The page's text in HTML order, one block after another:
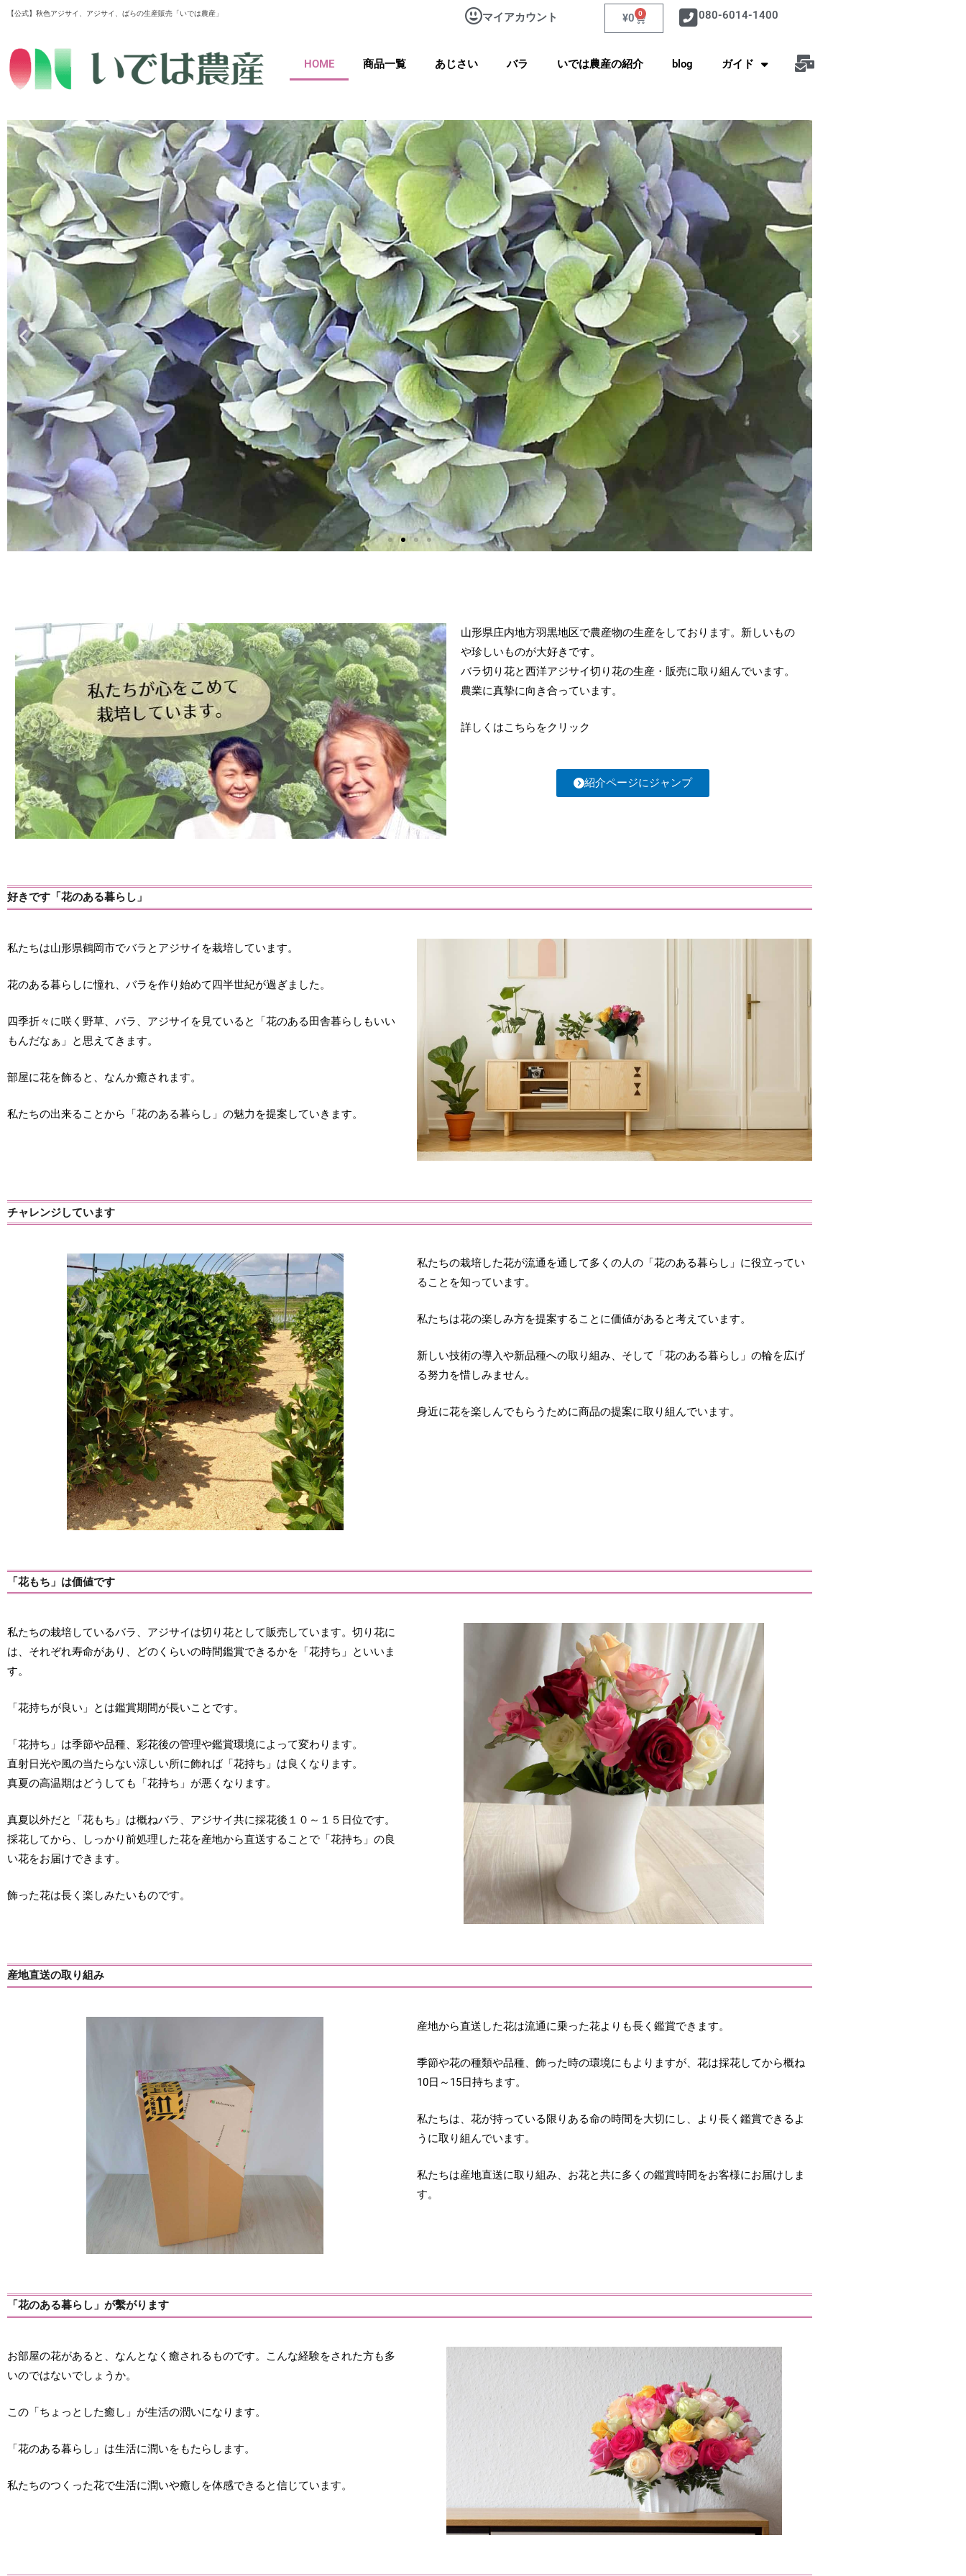
ス
プ
【公式】秋色アジサイ、アジサイ、ばらの生産販売「いでは農産」 マイアカウント ¥0 0
Cart 080-6014-1400
HOME 商品一覧 あじさい バラ いでは農産の紹介 blog ガイド
山形県庄内地方羽黒地区で農産物の生産をしております。新しいもの
や珍しいものが大好きです。
バラ切り花と西洋アジサイ切り花の生産・販売に取り組んでいます。
農業に真摯に向き合っています。
詳しくはこちらをクリック
紹介ページにジャンプ
好きです「花のある暮らし」
私たちは山形県鶴岡市でバラとアジサイを栽培しています。
花のある暮らしに憧れ、バラを作り始めて四半世紀が過ぎました。
四季折々に咲く野草、バラ、アジサイを見ていると「花のある田舎暮らしもいい
もんだなぁ」と思えてきます。
部屋に花を飾ると、なんか癒されます。
私たちの出来ることから「花のある暮らし」の魅力を提案していきます。
チャレンジしています
私たちの栽培した花が流通を通して多くの人の「花のある暮らし」に役立ってい
ることを知っています。
私たちは花の楽しみ方を提案することに価値があると考えています。
新しい技術の導入や新品種への取り組み、そして「花のある暮らし」の輪を広げ
る努力を惜しみません。
身近に花を楽しんでもらうために商品の提案に取り組んでいます。
「花もち」は価値です
私たちの栽培しているバラ、アジサイは切り花として販売しています。切り花に
は、それぞれ寿命があり、どのくらいの時間鑑賞できるかを「花持ち」といいま
す。
「花持ちが良い」とは鑑賞期間が長いことです。
「花持ち」は季節や品種、彩花後の管理や鑑賞環境によって変わります。
直射日光や風の当たらない涼しい所に飾れば「花持ち」は良くなります。
真夏の高温期はどうしても「花持ち」が悪くなります。
真夏以外だと「花もち」は概ねバラ、アジサイ共に採花後１０～１５日位です。
採花してから、しっかり前処理した花を産地から直送することで「花持ち」の良
い花をお届けできます。
飾った花は長く楽しみたいものです。
産地直送の取り組み
産地から直送した花は流通に乗った花よりも長く鑑賞できます。
季節や花の種類や品種、飾った時の環境にもよりますが、花は採花してから概ね
10日～15日持ちます。
私たちは、花が持っている限りある命の時間を大切にし、より長く鑑賞できるよ
うに取り組んでいます。
私たちは産地直送に取り組み、お花と共に多くの鑑賞時間をお客様にお届けしま
す。
「花のある暮らし」が繫がります
お部屋の花があると、なんとなく癒されるものです。こんな経験をされた方も多
いのではないでしょうか。
この「ちょっとした癒し」が生活の潤いになります。
「花のある暮らし」は生活に潤いをもたらします。
私たちのつくった花で生活に潤いや癒しを体感できると信じています。